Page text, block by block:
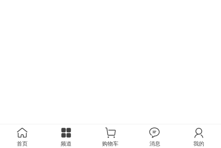
首页 频道 购物车 消息 我的